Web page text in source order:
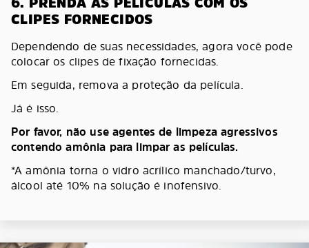
CLIPES FORNECIDOS
Dependendo de suas necessidades, agora você pode
colocar os clipes de fixação fornecidas.
Em seguida, remova a proteção da película.
Já é isso.
Por favor, não use agentes de limpeza agressivos
contendo amônia para limpar as películas.
*A amônia torna o vidro acrílico manchado/turvo,
álcool até 10% na solução é inofensivo.